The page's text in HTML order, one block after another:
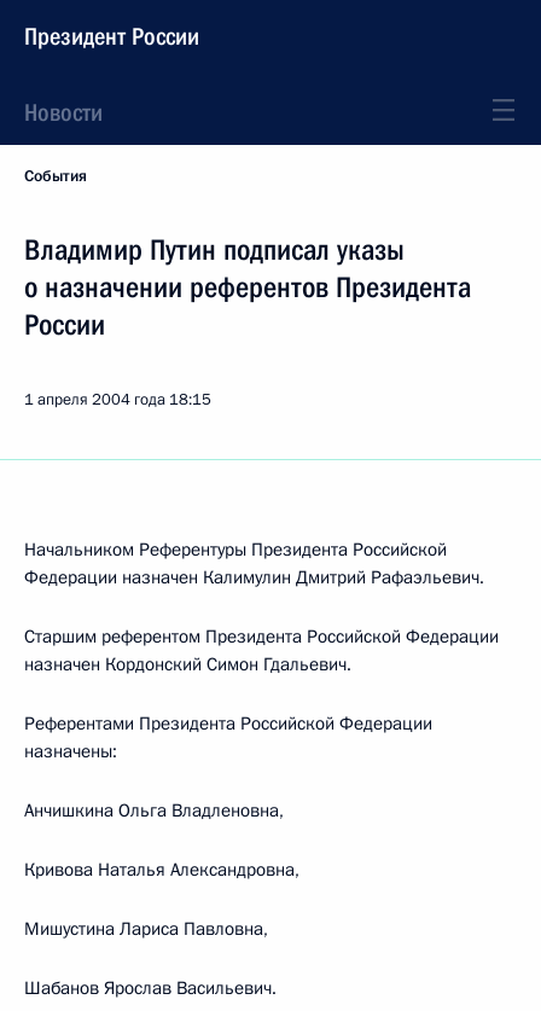
Президент России
Новости
События
Владимир Путин подписал указы
о назначении референтов Президента
России
1 апреля 2004 года 18:15
Начальником Референтуры Президента Российской
Федерации назначен Калимулин Дмитрий Рафаэльевич.
Старшим референтом Президента Российской Федерации
назначен Кордонский Симон Гдальевич.
Референтами Президента Российской Федерации
назначены:
Анчишкина Ольга Владленовна,
Кривова Наталья Александровна,
Мишустина Лариса Павловна,
Шабанов Ярослав Васильевич.